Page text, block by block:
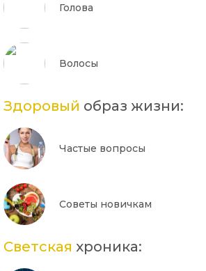
Голова
Волосы
Здоровый образ жизни:
Частые вопросы
Советы новичкам
Светская хроника: